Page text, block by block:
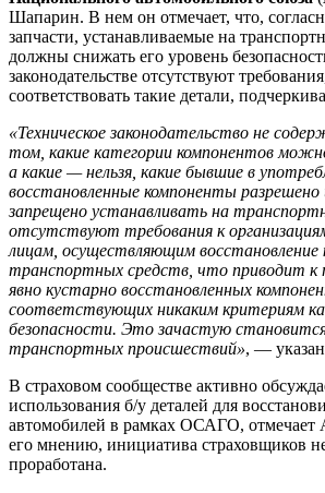
Шапарин. В нем он отмечает, что,
запчасти, устанавливаемые на
должны снижать его уровень
законодательстве отсутствуют
соответствовать такие детали,
«Техническое законодательство не
том, какие категории компонентов
а какие — нельзя, какие бывшие в
восстановленные компоненты
запрещено устанавливать на
отсутствуют требования к
лицам, осуществляющим восстановление
транспортных средств, что приводит к
явно кустарно восстановленных
соответствующих никаким критериям
безопасности. Это зачастую
транспортных происшествий», —
В страховом сообществе активно
использования б/у деталей для
автомобилей в рамках ОСАГО,
его мнению, инициатива страховщиков
проработана.